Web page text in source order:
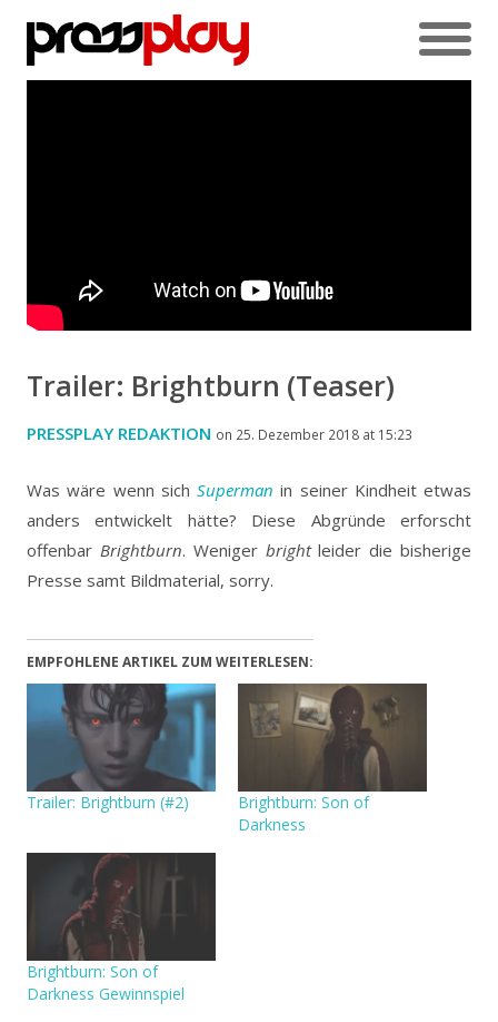
Trailer: Brightburn (Teaser)
PRESSPLAY REDAKTION on 25. Dezember 2018 at 15:23
Was wäre wenn sich Superman in seiner Kindheit etwas
anders entwickelt hätte? Diese Abgründe erforscht
offenbar Brightburn. Weniger brightleider die bisherige
Presse samt Bildmaterial, sorry.
EMPFOHLENE ARTIKEL ZUM WEITERLESEN:
Trailer: Brightburn (#2)
Brightburn: Son of
Darkness
Brightburn: Son of
Darkness Gewinnspiel